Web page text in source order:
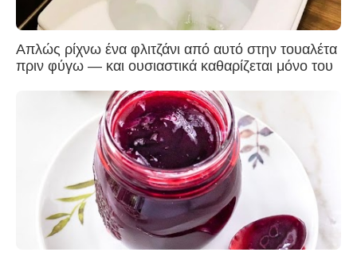
Απλώς ρίχνω ένα φλιτζάνι από αυτό στην τουαλέτα
πριν φύγω — και ουσιαστικά καθαρίζεται μόνο του